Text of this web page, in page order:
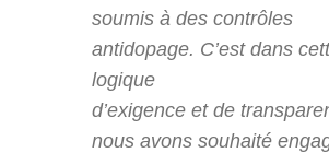
soumis à des contrôles
antidopage. C’est dans
logique
d’exigence et de
nous avons souhaité